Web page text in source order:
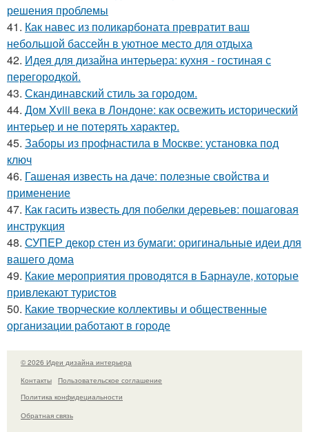
решения проблемы
41. Как навес из поликарбоната превратит ваш
небольшой бассейн в уютное место для отдыха
42. Идея для дизайна интерьера: кухня - гостиная с
перегородкой.
43. Скандинавский стиль за городом.
44. Дом Xviii века в Лондоне: как освежить исторический
интерьер и не потерять характер.
45. Заборы из профнастила в Москве: установка под
ключ
46. Гашеная известь на даче: полезные свойства и
применение
47. Как гасить известь для побелки деревьев: пошаговая
инструкция
48. СУПЕР декор стен из бумаги: оригинальные идеи для
вашего дома
49. Какие мероприятия проводятся в Барнауле, которые
привлекают туристов
50. Какие творческие коллективы и общественные
организации работают в городе
© 2026 Идеи дизайна интерьера
Контакты
Пользовательское соглашение
Политика конфидециальности
Обратная связь